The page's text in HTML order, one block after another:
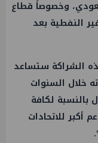
وخصوصاً قطاع
النفطية بعد
الشراكة ستساعد
خلال السنوات
بالنسبة لكافة
أكبر للاتحادات